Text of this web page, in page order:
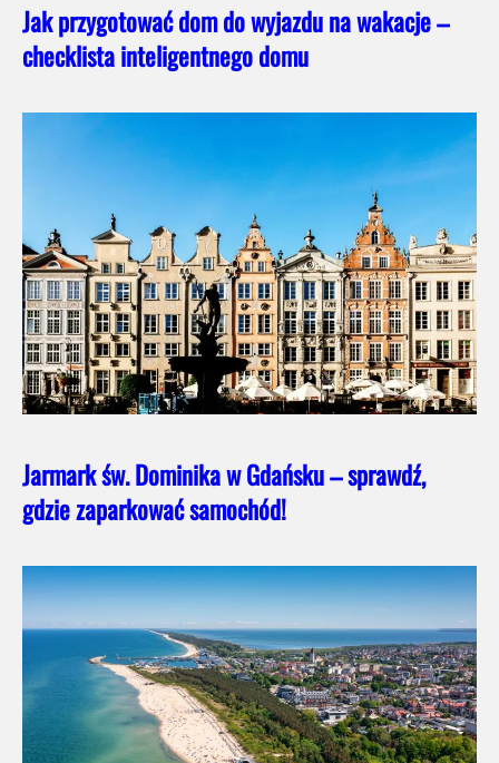
Jak przygotować dom do wyjazdu na wakacje –
checklista inteligentnego domu
Jarmark św. Dominika w Gdańsku – sprawdź,
gdzie zaparkować samochód!